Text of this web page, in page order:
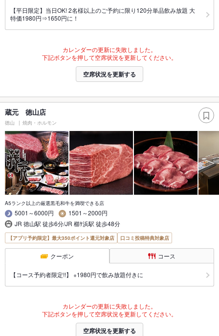
【平日限定】当日OK! 2名様以上のご予約に限り120分単品飲み放題 大
特価1980円⇒1650円に！
カレンダーの更新に失敗しました。
下記ボタンを押して空席状況を更新してください。
空席状況を更新する
蔵元 徳山店
徳山 焼肉・ホルモン
A5ランク以上の厳選黒毛和牛を満喫できる店
5001～6000円
1501～2000円
JR 徳山駅 徒歩6分/JR 櫛ｹ浜駅 徒歩48分
【アプリ予約限定】最大350ポイント還元対象店 口コミ投稿特典対象店
クーポン コース
【コース予約者限定!!】 +1980円で飲み放題付きに
カレンダーの更新に失敗しました。
下記ボタンを押して空席状況を更新してください。
空席状況を更新する